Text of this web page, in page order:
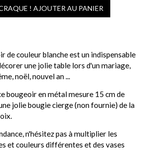
avis) ! AJOUTER AU PANIER
de couleur blanche est un indispensable
une jolie table lors d'un mariage,
noël, nouvel an ...
bougeoir en métal mesure 15 cm de
jolie bougie cierge (non fournie) de la
n'hésitez pas à multiplier les
et couleurs différentes et des vases